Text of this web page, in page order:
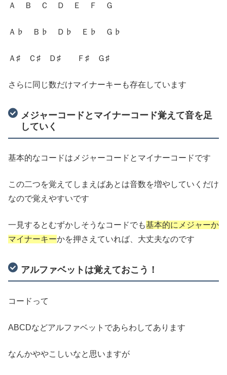
Ａ Ｂ Ｃ Ｄ Ｅ Ｆ Ｇ
Ａ♭ Ｂ♭ Ｄ♭ Ｅ♭ Ｇ♭
Ａ♯ Ｃ♯ Ｄ♯ Ｆ♯ Ｇ♯
さらに同じ数だけマイナーキーも存在しています
メジャーコードとマイナーコード覚えて音を足
していく
基本的なコードはメジャーコードとマイナーコードです
この二つを覚えてしまえばあとは音数を増やしていくだけ
なので覚えやすいです
一見するとむずかしそうなコードでも基本的にメジャーか
マイナーキーかを押さえていれば、大丈夫なのです
アルファベットは覚えておこう！
コードって
ABCDなどアルファベットであらわしてあります
なんかややこしいなと思いますが